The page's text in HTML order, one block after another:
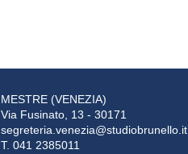
MESTRE (VENEZIA)
Via Fusinato, 13 - 30171
segreteria.venezia@studiobrunello.it
T. 041 2385011